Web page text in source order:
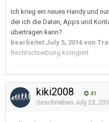
Ich krieg ein neues Handy und
der ich die Daten, Apps und
übertragen kann?
bearbeitet July 5, 2016 von
Rechtschreibung korrigiert
kiki2008 41
Geschrieben July 23,